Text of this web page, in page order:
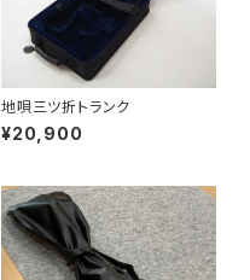
地唄三ツ折トランク
¥20,900